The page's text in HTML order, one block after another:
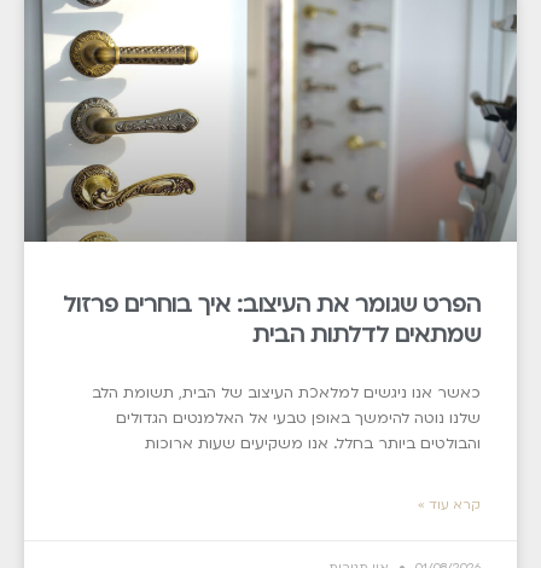
הפרט שגומר את העיצוב: איך בוחרים פרזול
שמתאים לדלתות הבית
כאשר אנו ניגשים למלאכת העיצוב של הבית, תשומת הלב
שלנו נוטה להימשך באופן טבעי אל האלמנטים הגדולים
והבולטים ביותר בחלל. אנו משקיעים שעות ארוכות
קרא עוד »